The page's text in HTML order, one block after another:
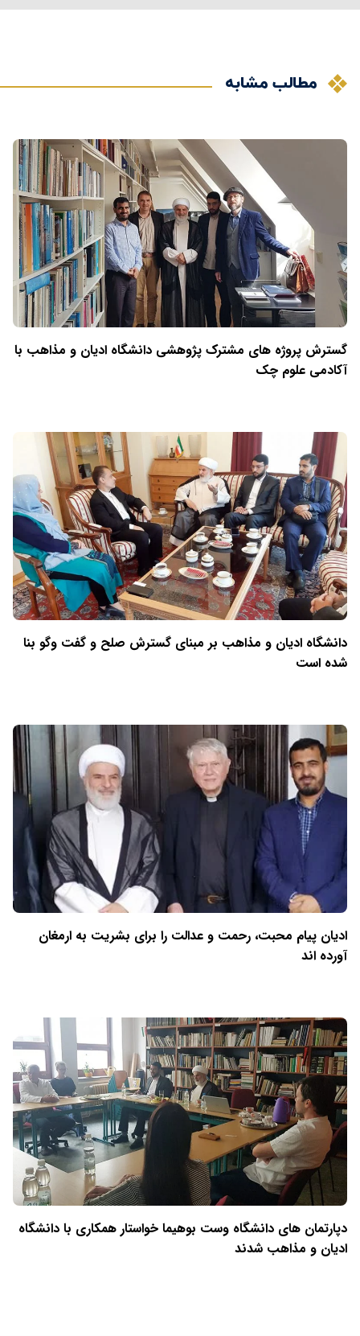
مطالب مشابه
گسترش پروژه های مشترک پژوهشی دانشگاه ادیان و مذاهب با
آکادمی علوم چک
دانشگاه ادیان و مذاهب بر مبنای گسترش صلح و گفت وگو بنا
شده است
ادیان پیام محبت، رحمت و عدالت را برای بشریت به ارمغان
آورده اند
دپارتمان های دانشگاه وست بوهیما خواستار همکاری با دانشگاه
ادیان و مذاهب شدند